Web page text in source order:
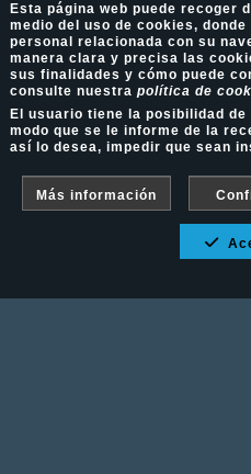
Esta página web puede recoger
medio del uso de cookies,
personal relacionada con su
manera clara y precisa las
sus finalidades y cómo puede
consulte nuestra política de
El usuario tiene la posibilidad
modo que se le informe de la
así lo desea, impedir que sean
Más información